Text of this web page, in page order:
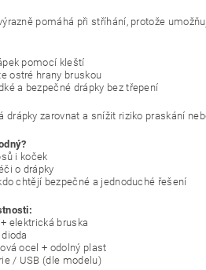
pomáhá při stříhání, protože
pomocí kleští
ostré hrany bruskou
a bezpečné drápky bez třepení
drápky zarovnat a snížit riziko praskání
i koček
o drápky
chtějí bezpečné a jednoduché řešení
elektrická bruska
ocel + odolný plast
/ USB (dle modelu)